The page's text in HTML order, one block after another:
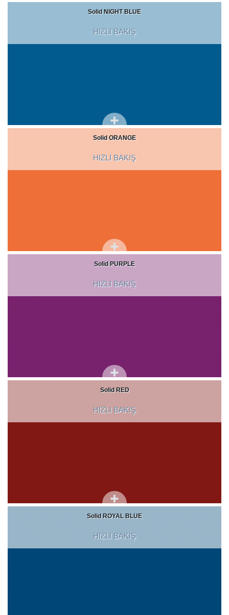
Solid NIGHT BLUE
HIZLI BAKIŞ
Solid ORANGE
HIZLI BAKIŞ
Solid PURPLE
HIZLI BAKIŞ
Solid RED
HIZLI BAKIŞ
Solid ROYAL BLUE
HIZLI BAKIŞ